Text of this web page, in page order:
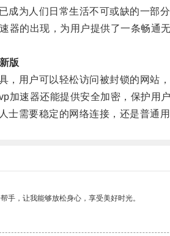
为人们日常生活不可或缺的一部分
的出现，为用户提供了一条畅通
版
用户可以轻松访问被封锁的网站
速器还能提供安全加密，保护用
需要稳定的网络连接，还是普通用
手，让我能够放松身心，享受美好时光。